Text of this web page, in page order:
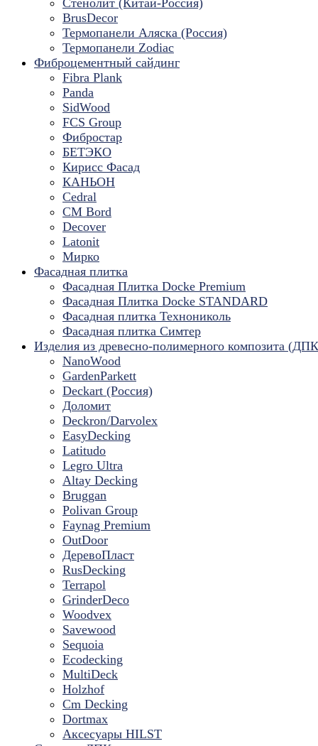
Стенолит (Китай-Россия)
BrusDecor
Термопанели Аляска (Россия)
Термопанели Zodiac
Фиброцементный сайдинг
Fibra Plank
Panda
SidWood
FCS Group
Фибростар
БЕТЭКО
Кирисс Фасад
КАНЬОН
Cedral
CM Bord
Decover
Latonit
Мирко
Фасадная плитка
Фасадная Плитка Docke Premium
Фасадная Плитка Docke STANDARD
Фасадная плитка Технониколь
Фасадная плитка Симтер
Изделия из древесно-полимерного композита
NanoWood
GardenParkett
Deckart (Россия)
Доломит
Deckron/Darvolex
EasyDecking
Latitudo
Legro Ultra
Altay Decking
Bruggan
Polivan Group
Faynag Premium
OutDoor
ДеревоПласт
RusDecking
Terrapol
GrinderDeco
Woodvex
Savewood
Sequoia
Ecodecking
MultiDeck
Holzhof
Cm Decking
Dortmax
Аксесуары HILST